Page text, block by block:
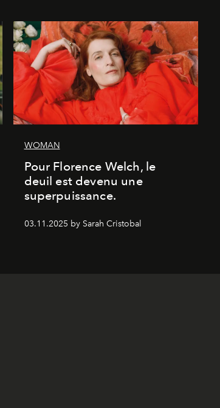
WOMAN
Pour Florence Welch, le
deuil est devenu une
superpuissance.
03.11.2025 by Sarah Cristobal